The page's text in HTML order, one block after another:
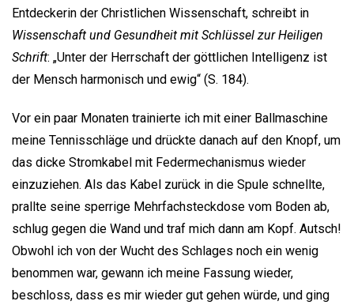
Entdeckerin der Christlichen Wissenschaft, schreibt in
Wissenschaft und Gesundheit mit Schlüssel zur Heiligen
Schrift: „Unter der Herrschaft der göttlichen Intelligenz ist
der Mensch harmonisch und ewig“ (S. 184).
Vor ein paar Monaten trainierte ich mit einer Ballmaschine
meine Tennisschläge und drückte danach auf den Knopf, um
das dicke Stromkabel mit Federmechanismus wieder
einzuziehen. Als das Kabel zurück in die Spule schnellte,
prallte seine sperrige Mehrfachsteckdose vom Boden ab,
schlug gegen die Wand und traf mich dann am Kopf. Autsch!
Obwohl ich von der Wucht des Schlages noch ein wenig
benommen war, gewann ich meine Fassung wieder,
beschloss, dass es mir wieder gut gehen würde, und ging